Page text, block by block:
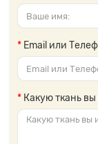
Email или
Какую ткань